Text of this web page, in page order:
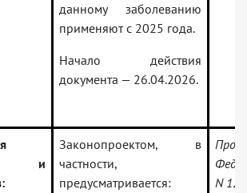
данному заболеванию
применяют с 2025 года.
Начало действия
документа — 26.04.2026.
и
Законопроектом, в
частности,
предусматривается:
N